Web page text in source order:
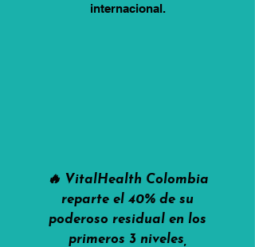
internacional.
🔥 VitalHealth Colombia
reparte el 40% de su
poderoso residual en los
primeros 3 niveles,